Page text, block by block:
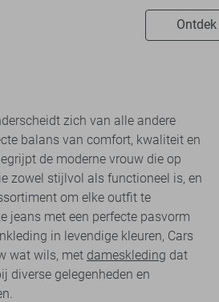
zich van alle andere
balans van comfort, kwaliteit en
de moderne vrouw die op
zowel stijlvol als functioneel is, en
om elke outfit te
jeans met een perfecte pasvorm
in levendige kleuren, Cars
wat wils, met dameskleding dat
diverse gelegenheden en